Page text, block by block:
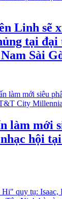
Linh sẽ
tại đại
Sài
làm mới
hội